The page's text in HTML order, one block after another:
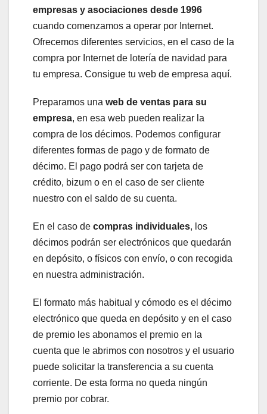
empresas y asociaciones desde 1996
cuando comenzamos a operar por Internet.
Ofrecemos diferentes servicios, en el caso de la
compra por Internet de lotería de navidad para
tu empresa. Consigue tu web de empresa aquí.
Preparamos una web de ventas para su
empresa, en esa web pueden realizar la
compra de los décimos. Podemos configurar
diferentes formas de pago y de formato de
décimo. El pago podrá ser con tarjeta de
crédito, bizum o en el caso de ser cliente
nuestro con el saldo de su cuenta.
En el caso de compras individuales, los
décimos podrán ser electrónicos que quedarán
en depósito, o físicos con envío, o con recogida
en nuestra administración.
El formato más habitual y cómodo es el décimo
electrónico que queda en depósito y en el caso
de premio les abonamos el premio en la
cuenta que le abrimos con nosotros y el usuario
puede solicitar la transferencia a su cuenta
corriente. De esta forma no queda ningún
premio por cobrar.